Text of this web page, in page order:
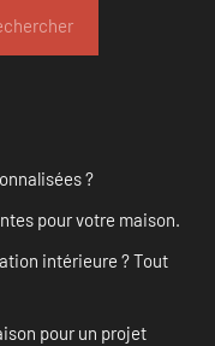
?
pour votre maison.
intérieure ? Tout
pour un projet